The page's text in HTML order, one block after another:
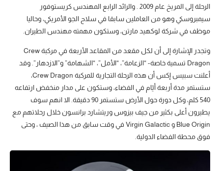
الرحلة إلى المريخ عام 2009 . والرائد الرابع المهندس كريستوفور
سيمبروسكي وهو من العاملين سابقا في سلاح الجو الأمريكي، وحاليا
موظف في شركة لوكهيد مارتن، وستكون مهمته مهندس الطيران.
وتجدر الإشارة إلى أن لكل مقعد من المقاعد الأربعة في مركبة Crew
Dragon تسمية خاصة- “الزعامة”، “الأمل”، “الشهامة” و”الازدهار”. وقد
أعلنت سبيس إكس أن هذه الرحلة التجارية للمركبة Crew Dragon،
ستستمر مدة أربعة أيّام في الفضاء، وستكون على مدار منخفض ارتفاعه
540 كلم، وكل دورة حول الأرض ستستمر 90 دقيقة. الا انهم سوف
يطيرون أعلى بكثير من جيف بيزوس وريتشارد برانسون خلال رحلاتهم مع
Blue Origin و Virgin Galactic في وقت سابق من هذا الصيف ، وحتى
فوق محطة الفضاء الدولية.